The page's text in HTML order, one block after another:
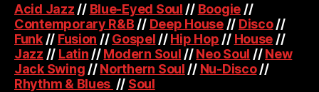
Acid Jazz // Blue-Eyed Soul // Boogie //
Contemporary R&B // Deep House// Disco//
Funk// Fusion //Gospel //Hip Hop // House //
Jazz // Latin //Modern Soul //Neo Soul //New
Jack Swing //Northern Soul // Nu-Disco//
Rhythm & Blues // Soul